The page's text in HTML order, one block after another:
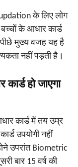
के लिए लोग
के आधार कार्ड
मुख्य वजह यह है
नहीं पड़ती है।
हो जाएगा
कार्ड में तय उम्र
उपयोगी नहीं
उपरांत Biometric
बार 15 वर्ष की